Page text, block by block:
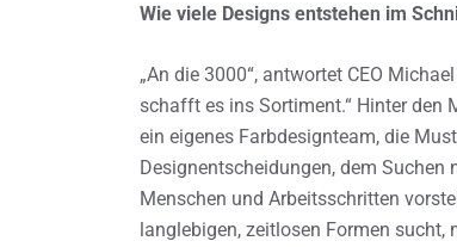
Wie viele Designs entstehen im
„An die 3000“, antwortet CEO
schafft es ins Sortiment.“ Hinter den
ein eigenes Farbdesignteam, die
Designentscheidungen, dem
Menschen und Arbeitsschritten
langlebigen, zeitlosen Formen